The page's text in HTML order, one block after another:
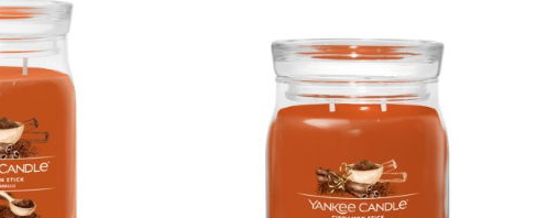
CLARITY
CONFIDENCE +
FREEDOM